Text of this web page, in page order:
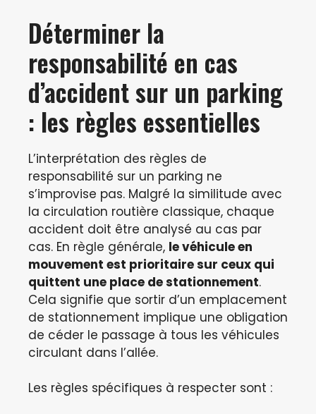
Déterminer la
responsabilité en cas
d’accident sur un parking
: les règles essentielles
L’interprétation des règles de
responsabilité sur un parking ne
s’improvise pas. Malgré la similitude avec
la circulation routière classique, chaque
accident doit être analysé au cas par
cas. En règle générale, le véhicule en
mouvement est prioritaire sur ceux qui
quittent une place de stationnement.
Cela signifie que sortir d’un emplacement
de stationnement implique une obligation
de céder le passage à tous les véhicules
circulant dans l’allée.
Les règles spécifiques à respecter sont :